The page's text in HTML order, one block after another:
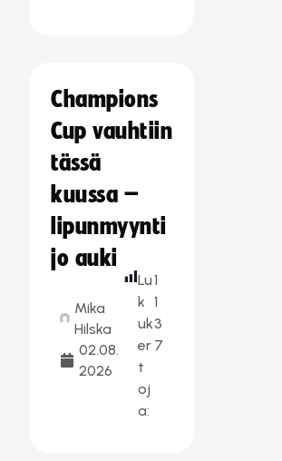
Champions
Cup vauhtiin
tässä
kuussa –
lipunmyynti
jo auki
Mika
Hilska
02.08.
2026
Lu
k
uk
er
t
oj
a:
1
1
3
7